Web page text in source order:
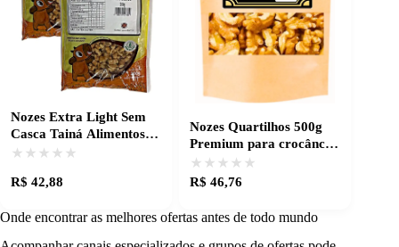
Nozes Extra Light Sem
Casca Tainá Alimentos -
Frescor e Qualidade
★★★★★
★★★★★
R$ 42,88
Nozes Quartilhos 500g
Premium para crocância
e sabor intenso
★★★★★
★★★★★
R$ 46,76
Onde encontrar as melhores ofertas antes de todo mundo